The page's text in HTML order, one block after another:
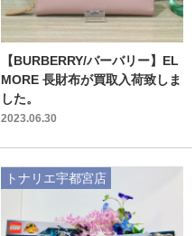
【BURBERRY/バーバリー】EL
MORE 長財布が買取入荷致しま
した。
2023.06.30
トナリエ宇都宮店